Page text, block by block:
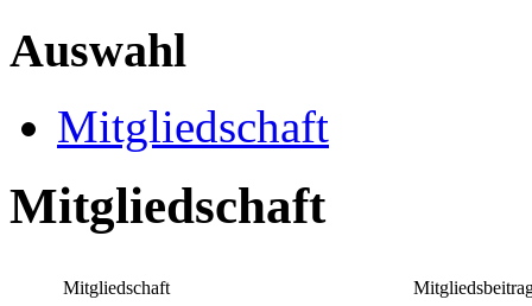
Auswahl
Mitgliedschaft
Mitgliedschaft
Mitgliedschaft